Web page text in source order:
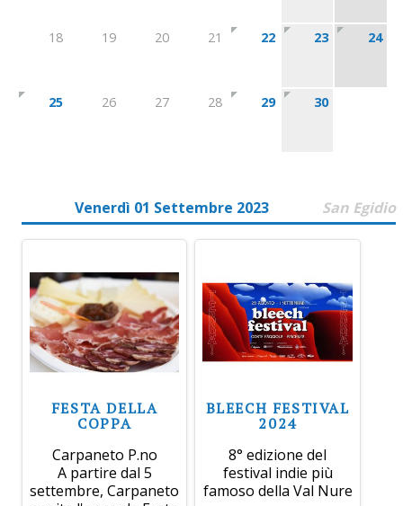
18 19 20 21 22 23 24
25 26 27 28 29 30
Venerdì 01 Settembre 2023 San Egidio
FESTA DELLA
COPPA
Carpaneto P.no
A partire dal 5
settembre, Carpaneto
BLEECH FESTIVAL
2024
8° edizione del
festival indie più
famoso della Val Nure